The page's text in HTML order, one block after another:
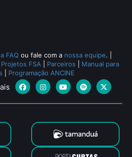
FAQ ou fale com a nossa equipe.
FSA Parceiros
Manual para
Programação ANCINE